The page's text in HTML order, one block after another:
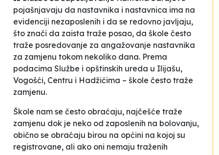
pojašnjavaju da nastavnika i nastavnica ima na
evidenciji nezaposlenih i da se redovno javljaju,
što znači da zaista traže posao, da škole često
traže posredovanje za angažovanje nastavnika
za zamjenu tokom nekoliko dana. Prema
podacima Službe i opštinskih ureda u Ilijašu,
Vogošći, Centru i Hadžićima – škole često traže
zamjenu.
Škole nam se često obraćaju, najčešće traže
zamjenu dok je neko od zaposlenih na bolovanju,
obično se obraćaju birou na općini na kojoj su
registrovane, ali ako oni nemaju traženih